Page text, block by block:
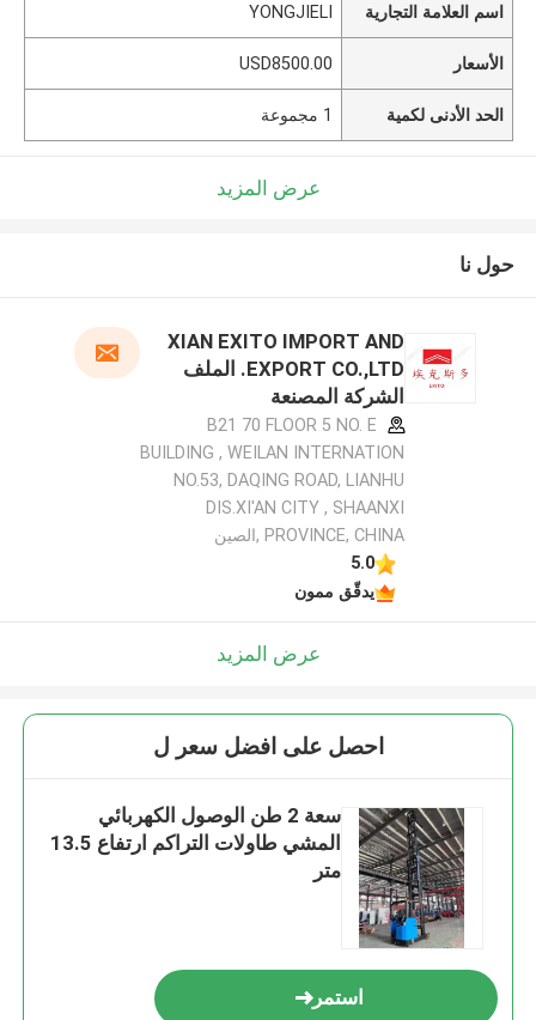
اسم العلامة التجارية YONGJIELI
الأسعار USD8500.00
الحد الأدنى لكمية 1 مجموعة
عرض المزيد
حول نا
XIAN EXITO IMPORT AND
EXPORT CO.,LTD. الملف
الشركة المصنعة
B21 70 FLOOR 5 NO. E
BUILDING , WEILAN INTERNATION
NO.53, DAQING ROAD, LIANHU
DIS.XI'AN CITY , SHAANXI
PROVINCE, CHINA ,الصين
5.0
يدقّق ممون
عرض المزيد
احصل على افضل سعر ل
سعة 2 طن الوصول الكهربائي
المشي طاولات التراكم ارتفاع 13.5
متر
استمر